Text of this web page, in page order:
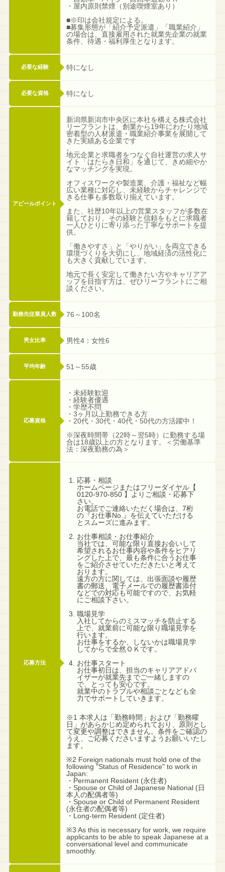
・屋内原則禁煙（別途喫煙室あり）
■※印は会社規定による。
■募集形態が「紹介予定派遣」「職業紹介」
の場合は、直接雇用された就業先企業の就業
条件、待遇・福利厚生となります。
必要な経験 特になし
必要な資格 特になし
アピールポイント
新潟県新潟市中央区に本社を構える株式会社
リーフラントは、創業から19年にわたり地域
密着型の人材派遣・職業紹介事業を展開して
きた実績ある企業です
。
地元企業と求職者をつなぐ自社運営の求人サ
イト「はたらき日和」を通じて、きめ細やか
なマッチングを実現。
オフィスワークや製造業、介護・福祉など幅
広い業種に対応し、未経験からチャレンジで
きる仕事も多数取り揃えています。
また、社歴10年以上の営業スタッフが多数在
籍しており、その経験と信頼をもとに求職者
一人ひとりに寄り添った丁寧なサポートを提
供。
「働きやすさ」と「やりがい」を両立できる
環境づくりを大切にし、地域経済の活性化に
も大きく貢献しています。
地元で長く安定して働きたい方やキャリアア
ップを目指す方は、ぜひリーフラントにご相
談ください。
勤務先従業員人数 76～100名
男女比率 男性4：女性6
平均年齢 51～55歳
応募資格
・未経験歓迎
・経験者優遇
・学歴不問
・3ヶ月以上勤務できる方
・20代・30代・40代・50代の方活躍中！
※深夜時間帯（22時～翌5時）に勤務する場
合は18歳以上の方となります。＜労働基準
法：深夜勤務の為＞
応募方法
応募・相談
ホームページまたはフリーダイヤル【
0120-970-850 】よりご相談・応募下
さい。
お電話でご連絡いただく場合は、7桁
の『お仕事No.』を伝えていただける
とスムーズに進みます。
お仕事相談・お仕事紹介
当社では、可能な限り直接お会いして
希望されるお仕事内容や条件をヒアリ
ングした上で、最も条件に合うお仕事
をご紹介させていただきたいと考えて
おります。
遠方の方に関しては、出張面談や履歴
書の郵送、電子メールでの履歴書添付
などでの対応も可能ですので、お気軽
にご相談下さい。
職場見学
入社してからのミスマッチを防止する
上で、就業前に可能な限り職場見学を
行います。
お仕事をするか、しないかは職場見学
してからで全然ＯＫです。
お仕事スタート
お仕事初日は、担当のキャリアアドバ
イザーが就業先までご一緒しますの
で、とっても安心です。
就業中のトラブルや相談ごとなども全
力でサポートしていきます。
※1 本求人は「勤務時間」および「勤務曜
日」があらかじめ定められており、原則とし
て変更や調整はできません。条件をご確認の
うえ、ご応募くださいますようお願いいたし
ます。
※2 Foreign nationals must hold one of the
following "Status of Residence" to work in
Japan:
・Permanent Resident (永住者)
・Spouse or Child of Japanese National (日
本人の配偶者等)
・Spouse or Child of Permanent Resident
(永住者の配偶者等)
・Long-term Resident (定住者)
※3 As this is necessary for work, we require
applicants to be able to speak Japanese at a
conversational level and communicate
smoothly.